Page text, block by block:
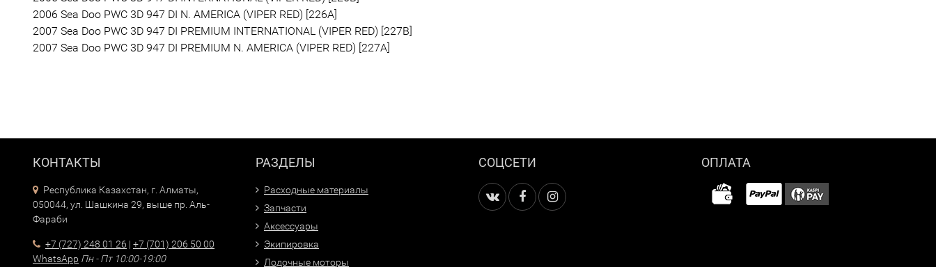
2006 Sea Doo PWC 3D 947 DI N. AMERICA (VIPER RED) [226A]
2007 Sea Doo PWC 3D 947 DI PREMIUM INTERNATIONAL (VIPER RED) [227B]
2007 Sea Doo PWC 3D 947 DI PREMIUM N. AMERICA (VIPER RED) [227A]
КОНТАКТЫ
Республика Казахстан, г. Алматы,
050044, ул. Шашкина 29, выше пр. Аль-
Фараби
+7 (727) 248 01 26 | +7 (701) 206 50 00
WhatsApp Пн - Пт 10:00-19:00
РАЗДЕЛЫ
Расходные материалы
Запчасти
Аксессуары
Экипировка
Лодочные моторы
СОЦСЕТИ ОПЛАТА